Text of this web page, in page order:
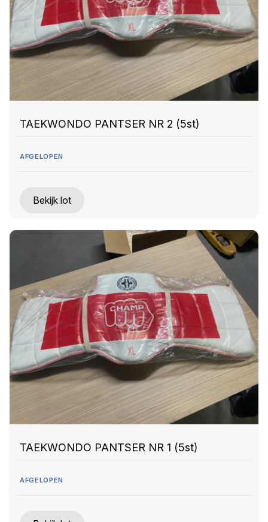
TAEKWONDO PANTSER NR 2 (5st)
AFGELOPEN
Bekijk lot
TAEKWONDO PANTSER NR 1 (5st)
AFGELOPEN